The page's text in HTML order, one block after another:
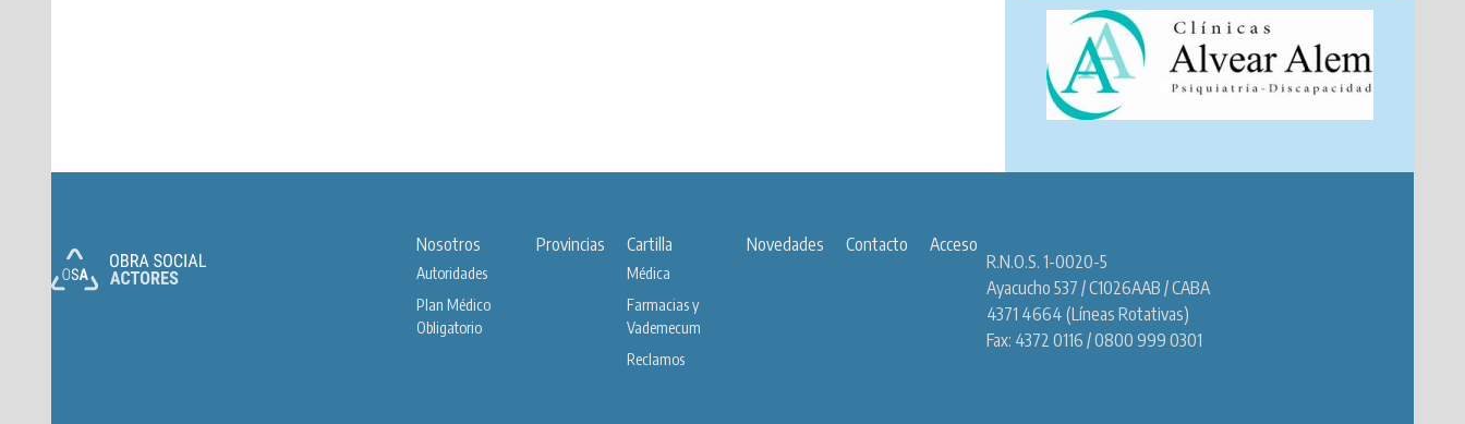
Nosotros
Autoridades
Plan Médico
Obligatorio
Provincias Cartilla
Médica
Farmacias y
Vademecum
Reclamos
Novedades Contacto
Acceso
R.N.O.S. 1-0020-5
Ayacucho 537 / C1026AAB / CABA
4371 4664 (Líneas Rotativas)
Fax: 4372 0116 / 0800 999 0301